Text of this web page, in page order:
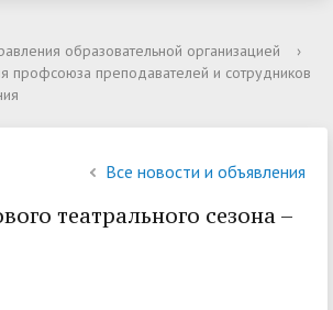
образовательной организацией
›
профсоюза преподавателей и сотрудников
Все новости и объявления
театрального сезона –